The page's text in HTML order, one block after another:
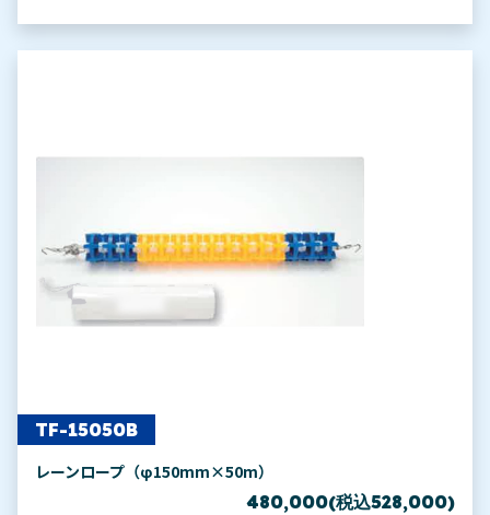
TF-15050B
レーンロープ（φ150mm×50m）
480,000(税込528,000)